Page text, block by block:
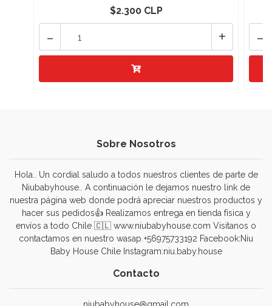
$2.300 CLP
+
- -
Sobre Nosotros
Hola.. Un cordial saludo a todos nuestros clientes de parte de
Niubabyhouse.. A continuación le dejamos nuestro link de
nuestra página web donde podrá apreciar nuestros productos y
hacer sus pedidos👍 Realizamos entrega en tienda física y
envíos a todo Chile 🇨🇱 www.niubabyhouse.com Visitanos o
contactamos en nuestro wasap +56975733192 Facebook:Niu
Baby House Chile Instagram:niu.baby.house
Contacto